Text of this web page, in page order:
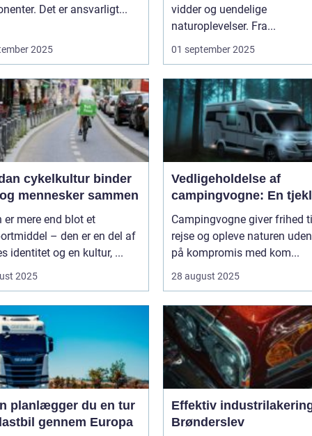
Det er ansvarligt...
2025
vidder og uendelige
naturoplevelser. Fra...
01 september 2025
cykelkultur binder
mennesker sammen
er mere end blot et
– den er en del af
identitet og en kultur, ...
2025
Vedligeholdelse af
campingvogne: En
Campingvogne giver frihed
rejse og opleve naturen
på kompromis med kom...
28 august 2025
planlægger du en tur
gennem Europa
Effektiv
Brønderslev